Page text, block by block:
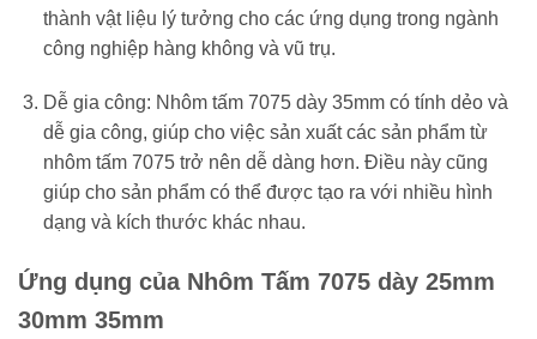
thành vật liệu lý tưởng cho các ứng dụng trong ngành
công nghiệp hàng không và vũ trụ.
Dễ gia công: Nhôm tấm 7075 dày 35mm có tính dẻo và
dễ gia công, giúp cho việc sản xuất các sản phẩm từ
nhôm tấm 7075 trở nên dễ dàng hơn. Điều này cũng
giúp cho sản phẩm có thể được tạo ra với nhiều hình
dạng và kích thước khác nhau.
Ứng dụng của Nhôm Tấm 7075 dày 25mm
30mm 35mm